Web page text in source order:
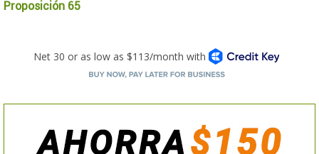
Proposición 65